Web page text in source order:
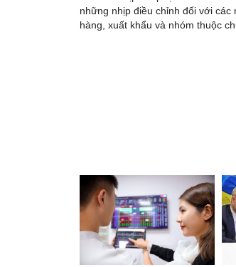
những nhịp điều chỉnh đối với
hàng, xuất khẩu và nhóm thuộc